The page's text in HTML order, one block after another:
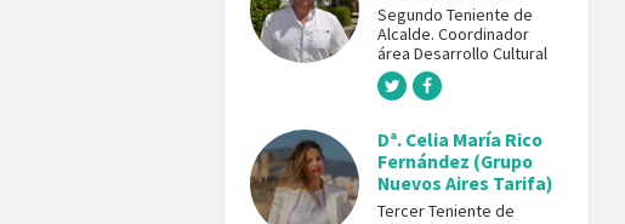
Segundo Teniente de
Alcalde. Coordinador
área Desarrollo Cultural
Dª. Celia María Rico
Fernández (Grupo
Nuevos Aires Tarifa)
Tercer Teniente de